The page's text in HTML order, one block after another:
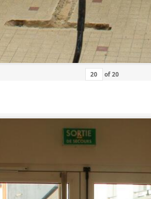
of20